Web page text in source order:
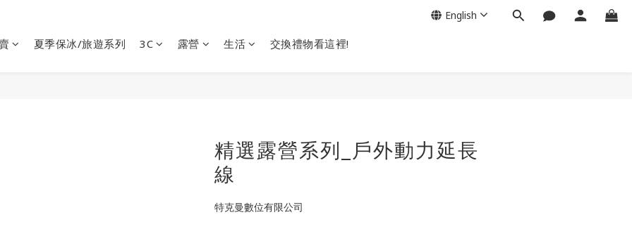
夏季保冰/旅遊系列 3C 露營 生活 交換禮物看這裡!
English
精選露營系列_戶外動力延長
線
特克曼數位有限公司